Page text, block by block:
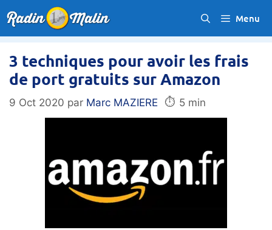
au
contenu
Menu
3 techniques pour avoir les frais
de port gratuits sur Amazon
9 Oct 2020 par Marc MAZIERE ⏱️ 5 min